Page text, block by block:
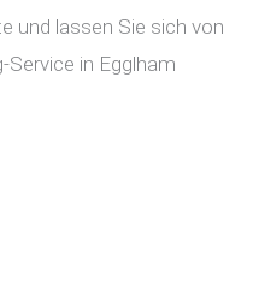
und lassen Sie sich von
in Egglham